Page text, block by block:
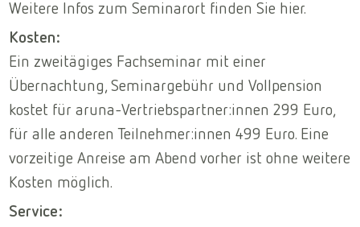
Weitere Infos zum Seminarort finden Sie hier.
Kosten:
Ein zweitägiges Fachseminar mit einer
Übernachtung, Seminargebühr und Vollpension
kostet für aruna-Vertriebspartner:innen 299 Euro,
für alle anderen Teilnehmer:innen 499 Euro. Eine
vorzeitige Anreise am Abend vorher ist ohne weitere
Kosten möglich.
Service: